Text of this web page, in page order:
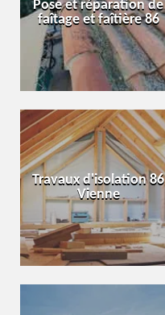
Pose et réparation de
faîtage et faîtière 86
Travaux d'isolation 86
Vienne